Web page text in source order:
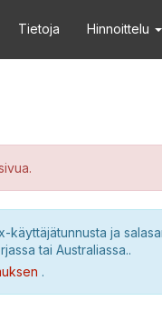
Tietoja Hinnoittelu
käyttäjätunnusta ja
tai Australiassa..
.